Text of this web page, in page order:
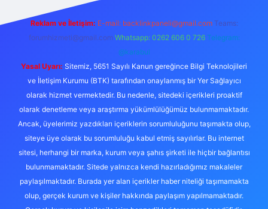
Reklam ve İletişim: E-mail: backlinkpaneli@gmail.com Teams:
forumhizmeti@gmail.com Whatsapp: 0262 606 0 726 Telegram:
@karabul
Yasal Uyarı: Sitemiz, 5651 Sayılı Kanun gereğince Bilgi Teknolojileri
ve İletişim Kurumu (BTK) tarafından onaylanmış bir Yer Sağlayıcı
olarak hizmet vermektedir. Bu nedenle, sitedeki içerikleri proaktif
olarak denetleme veya araştırma yükümlülüğümüz bulunmamaktadır.
Ancak, üyelerimiz yazdıkları içeriklerin sorumluluğunu taşımakta olup,
siteye üye olarak bu sorumluluğu kabul etmiş sayılırlar. Bu internet
sitesi, herhangi bir marka, kurum veya şahıs şirketi ile hiçbir bağlantısı
bulunmamaktadır. Sitede yalnızca kendi hazırladığımız makaleler
paylaşılmaktadır. Burada yer alan içerikler haber niteliği taşımamakta
olup, gerçek kurum ve kişiler hakkında paylaşım yapılmamaktadır.